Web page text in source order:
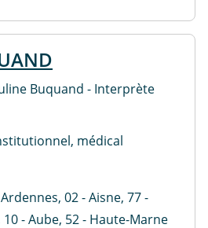
Buquand - Interprète
médical
02 - Aisne, 77 -
- Aube, 52 - Haute-Marne